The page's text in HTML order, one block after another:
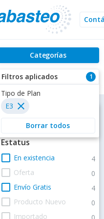
Categorías
1
Filtros aplicados
Filtros
Estatus
check_box_outline_blank En existencia 4
check_box_outline_blank Oferta 0
check_box_outline_blank Envío Gratis 4
check_box_outline_blank Producto Nuevo 0
check_box_outline_blank Importado